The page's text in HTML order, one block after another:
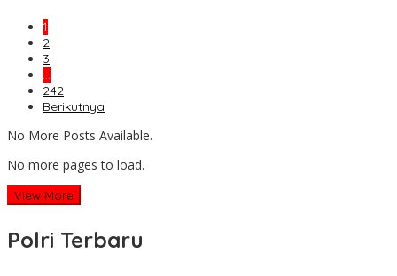
1
2
3
…
242
Berikutnya
No More Posts Available.
No more pages to load.
View More
Polri Terbaru